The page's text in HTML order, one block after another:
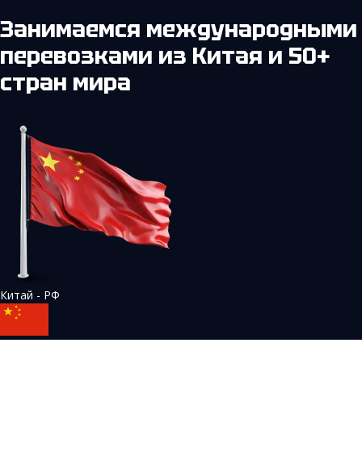
Занимаемся международными
перевозками из Китая и 50+
стран мира
Китай - РФ